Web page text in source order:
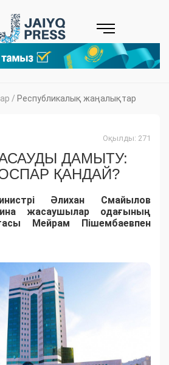
/ Республикалық жаңалықтар
Оқылды: 271
ДАМЫТУ:
ҚАНДАЙ?
Әлихан Смайылов
жасаушылар одағының
Мейрам Пішембаевпен